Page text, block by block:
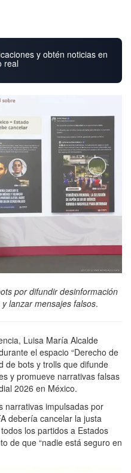
y obtén noticias en
real
por difundir desinformación
lanzar mensajes falsos.
Luisa María Alcalde
el espacio “Derecho de
de bots y trolls que difunde
y promueve narrativas falsas
2026 en México.
narrativas impulsadas por
debería cancelar la justa
los partidos a Estados
de que “nadie está seguro en